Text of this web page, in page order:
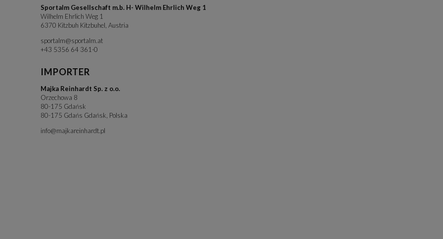
Sportalm Gesellschaft m.b. H- Wilhelm Ehrlich Weg 1
Wilhelm Ehrlich Weg 1
6370 Kitzbuh Kitzbuhel, Austria
sportalm@sportalm.at
+43 5356 64 361-0
IMPORTER
Majka Reinhardt Sp. z o.o.
Orzechowa 8
80-175 Gdańsk
80-175 Gdańs Gdańsk, Polska
info@majkareinhardt.pl